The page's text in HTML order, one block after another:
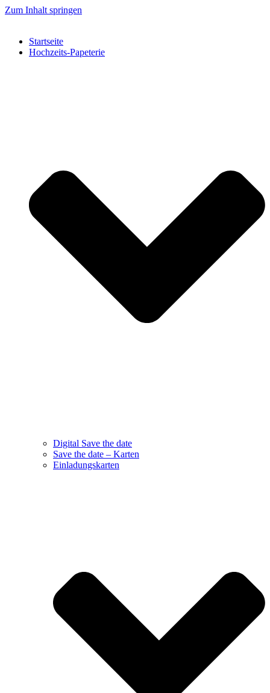
Zum Inhalt springen
Startseite
Hochzeits-Papeterie
Digital Save the date
Save the date – Karten
Einladungskarten